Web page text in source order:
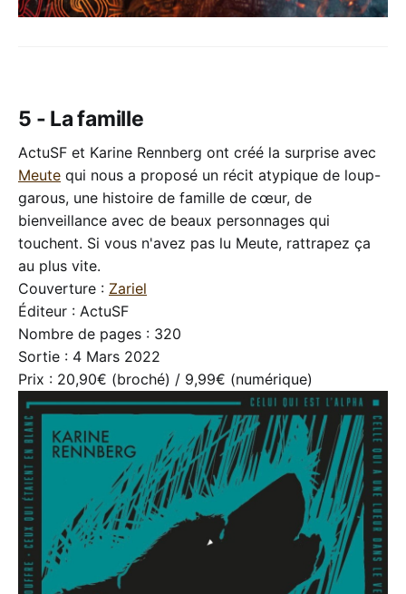
5 - La famille
ActuSF et Karine Rennberg ont créé la surprise avec
Meute qui nous a proposé un récit atypique de loup-
garous, une histoire de famille de cœur, de
bienveillance avec de beaux personnages qui
touchent. Si vous n'avez pas lu Meute, rattrapez ça
au plus vite.
Couverture : Zariel
Éditeur : ActuSF
Nombre de pages : 320
Sortie : 4 Mars 2022
Prix : 20,90€ (broché) / 9,99€ (numérique)